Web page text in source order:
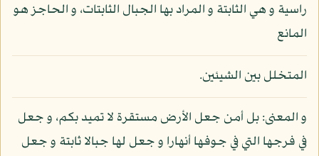
راسية و هي الثابتة و المراد بها الجبال الثابتات، و الحاجز هو
المانع
المتخلل بين الشيئين.
و المعنى: بل أمن جعل الأرض مستقرة لا تميد بكم، و جعل
في فرجها التي في جوفها أنهارا و جعل لها جبالا ثابتة و جعل